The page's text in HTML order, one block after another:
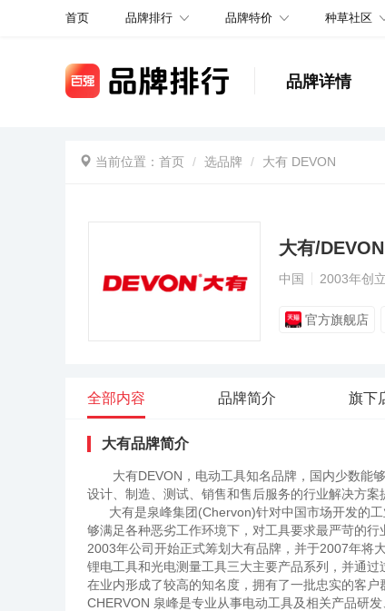
首页 品牌排行 品牌特价 种草社区
品牌详情
当前位置： 首页 选品牌 大有 DEVON
大有/DEVON
中国 2003年创立
官方旗舰店
全部内容 品牌简介 旗下
大有品牌简介
大有DEVON，电动工具知名品牌，国内少数能
设计、制造、测试、销售和售后服务的行业解决方案
大有是泉峰集团(Chervon)针对中国市场开发的工
够满足各种恶劣工作环境下，对工具要求最严苛的
2003年公司开始正式筹划大有品牌，并于2007年将
锂电工具和光电测量工具三大主要产品系列，并通
在业内形成了较高的知名度，拥有了一批忠实的客
CHERVON 泉峰是专业从事电动工具及相关产品研